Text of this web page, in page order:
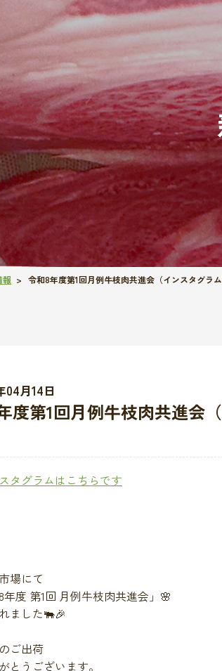
報 令和8年度第1回月例牛枝肉共進会（インスタグラム
04月14日
度第1回月例牛枝肉共進会
タグラムはこちらです
場にて
年度 第1回 月例牛枝肉共進会」🌸
ました🐃🎉
ご出荷
とうございます。